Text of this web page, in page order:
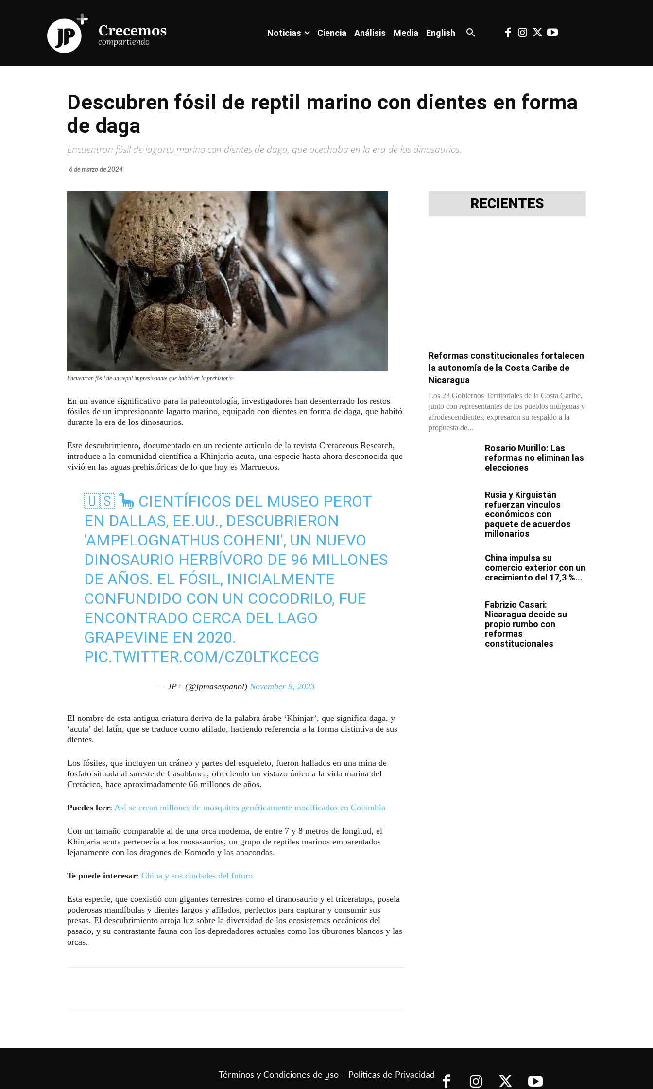
Noticias Ciencia Análisis Media English
Descubren fósil de reptil marino con dientes en forma
de daga
Encuentran fósil de lagarto marino con dientes de daga, que acechaba en la era de los dinosaurios.
6 de marzo de 2024
Encuentran fósil de un reptil impresionante que habitó en la prehistoria.
En un avance significativo para la paleontología, investigadores han desenterrado los restos
fósiles de un impresionante lagarto marino, equipado con dientes en forma de daga, que habitó
durante la era de los dinosaurios.
Este descubrimiento, documentado en un reciente artículo de la revista Cretaceous Research,
introduce a la comunidad científica a Khinjaria acuta, una especie hasta ahora desconocida que
vivió en las aguas prehistóricas de lo que hoy es Marruecos.
🇺🇸 🦕 CIENTÍFICOS DEL MUSEO PEROT
EN DALLAS, EE.UU., DESCUBRIERON
'AMPELOGNATHUS COHENI', UN NUEVO
DINOSAURIO HERBÍVORO DE 96 MILLONES
DE AÑOS. EL FÓSIL, INICIALMENTE
CONFUNDIDO CON UN COCODRILO, FUE
ENCONTRADO CERCA DEL LAGO
GRAPEVINE EN 2020.
PIC.TWITTER.COM/CZ0LTKCECG
— JP+ (@jpmasespanol) November 9, 2023
El nombre de esta antigua criatura deriva de la palabra árabe ‘Khinjar’, que significa daga, y
‘acuta’ del latín, que se traduce como afilado, haciendo referencia a la forma distintiva de sus
dientes.
Los fósiles, que incluyen un cráneo y partes del esqueleto, fueron hallados en una mina de
fosfato situada al sureste de Casablanca, ofreciendo un vistazo único a la vida marina del
Cretácico, hace aproximadamente 66 millones de años.
Puedes leer: Así se crean millones de mosquitos genéticamente modificados en Colombia
Con un tamaño comparable al de una orca moderna, de entre 7 y 8 metros de longitud, el
Khinjaria acuta pertenecía a los mosasaurios, un grupo de reptiles marinos emparentados
lejanamente con los dragones de Komodo y las anacondas.
Te puede interesar: China y sus ciudades del futuro
Esta especie, que coexistió con gigantes terrestres como el tiranosaurio y el triceratops, poseía
poderosas mandíbulas y dientes largos y afilados, perfectos para capturar y consumir sus
presas. El descubrimiento arroja luz sobre la diversidad de los ecosistemas oceánicos del
pasado, y su contrastante fauna con los depredadores actuales como los tiburones blancos y las
orcas.
RECIENTES
Reformas constitucionales fortalecen
la autonomía de la Costa Caribe de
Nicaragua
Los 23 Gobiernos Territoriales de la Costa Caribe,
junto con representantes de los pueblos indígenas y
afrodescendientes, expresaron su respaldo a la
propuesta de...
Rosario Murillo: Las
reformas no eliminan las
elecciones
Rusia y Kirguistán
refuerzan vínculos
económicos con
paquete de acuerdos
millonarios
China impulsa su
comercio exterior con un
crecimiento del 17,3 %...
Fabrizio Casari:
Nicaragua decide su
propio rumbo con
reformas
constitucionales
Términos y Condiciones de uso – Políticas de Privacidad
–